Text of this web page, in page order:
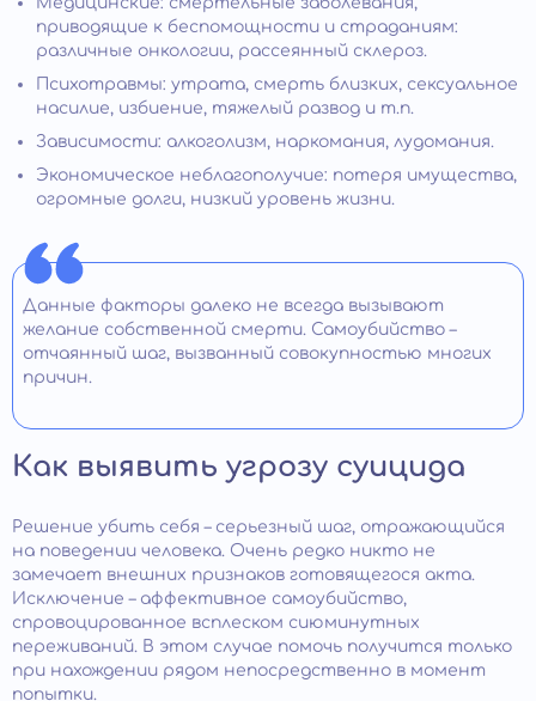
приводящие к беспомощности и страданиям:
различные онкологии, рассеянный склероз.
Психотравмы: утрата, смерть близких, сексуальное
насилие, избиение, тяжелый развод и т.п.
Зависимости: алкоголизм, наркомания, лудомания.
Экономическое неблагополучие: потеря имущества,
огромные долги, низкий уровень жизни.
Данные факторы далеко не всегда вызывают
желание собственной смерти. Самоубийство –
отчаянный шаг, вызванный совокупностью многих
причин.
Как выявить угрозу суицида
Решение убить себя – серьезный шаг, отражающийся
на поведении человека. Очень редко никто не
замечает внешних признаков готовящегося акта.
Исключение – аффективное самоубийство,
спровоцированное всплеском сиюминутных
переживаний. В этом случае помочь получится только
при нахождении рядом непосредственно в момент
попытки.